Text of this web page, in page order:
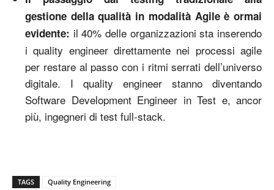
gestione della qualità in modalità Agile è ormai
evidente: il 40% delle organizzazioni sta inserendo
i quality engineer direttamente nei processi agile
per restare al passo con i ritmi serrati dell’universo
digitale. I quality engineer stanno diventando
Software Development Engineer in Test e, ancor
più, ingegneri di test full-stack.
TAGS Quality Engineering